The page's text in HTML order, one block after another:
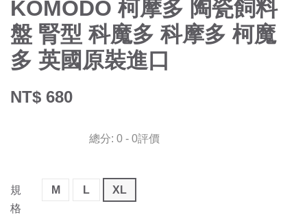
KOMODO 柯摩多 陶瓷飼料
盤 腎型 科魔多 科摩多 柯魔
多 英國原裝進口
NT$ 680
總分: 0 - 0評價
規
格
M L XL